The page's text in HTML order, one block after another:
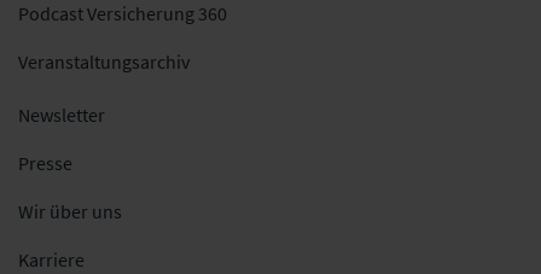
Podcast Versicherung 360
Veranstaltungsarchiv
Newsletter
Presse
Wir über uns
Karriere